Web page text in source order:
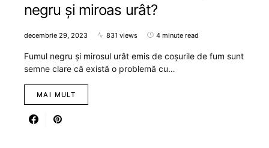
negru și miroas urât?
decembrie 29, 2023 831 views 4 minute read
Fumul negru și mirosul urât emis de coșurile de fum sunt
semne clare că există o problemă cu…
MAI MULT